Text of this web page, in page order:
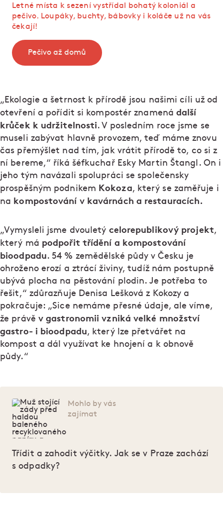
Letné místa k sezení vystřídal bohatý koloniál a
pečivo. Loupáky, buchty, bábovky i koláče už na vás
čekají!
Pečivo až domů
„Ekologie a šetrnost k přírodě jsou našimi cíli už od
otevření a pořídit si kompostér znamenádalší
krůček k udržitelnosti. V posledním roce jsme se
museli zabývat hlavně provozem, teď máme znovu
čas přemýšlet nad tím, jak vrátit přírodě to, co si z
ní bereme,“ říká šéfkuchař Esky Martin Štangl. On i
jeho tým navázali spolupráci se společensky
prospěšným podnikem Kokoza, který se zaměřuje i
na kompostování v kavárnách a restauracích.
„Vymysleli jsme dvouletý celorepublikový projekt,
který má podpořit třídění a kompostování
bioodpadu. 54 % zemědělské půdy v Česku je
ohroženo erozí a ztrácí živiny, tudíž nám postupně
ubývá plocha na pěstování plodin. Je potřeba to
řešit,“ zdůrazňuje Denisa Lešková z Kokozy a
pokračuje: „Sice nemáme přesné údaje, ale víme,
že právě v gastronomii vzniká velké množství
gastro- i bioodpadu, který lze přetvářet na
kompost a dál využívat ke hnojení a k obnově
půdy.“
Mohlo by vás
zajímat
Třídit a zahodit výčitky. Jak se v Praze zachází
s odpadky?